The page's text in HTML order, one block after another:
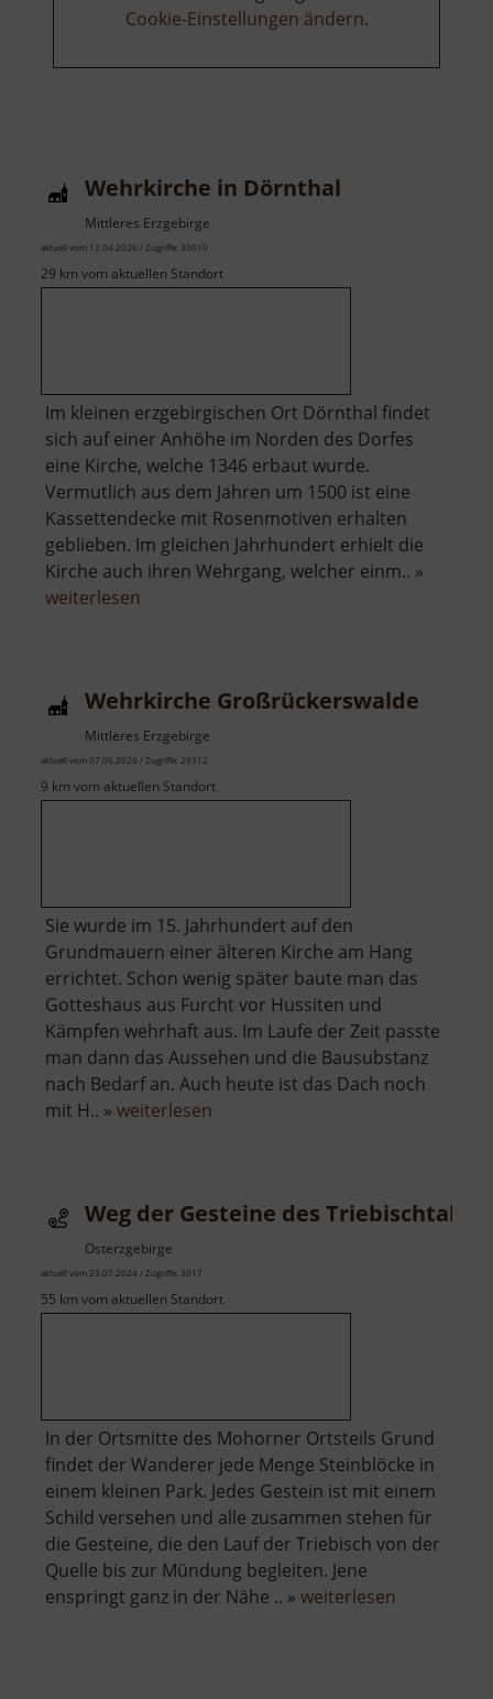
Cookie-Einstellungen ändern.
Wehrkirche in Dörnthal
Mittleres Erzgebirge
aktuell vom 12.04.2026 / Zugriffe: 30010
29 km vom aktuellen Standort
Im kleinen erzgebirgischen Ort Dörnthal findet
sich auf einer Anhöhe im Norden des Dorfes
eine Kirche, welche 1346 erbaut wurde.
Vermutlich aus dem Jahren um 1500 ist eine
Kassettendecke mit Rosenmotiven erhalten
geblieben. Im gleichen Jahrhundert erhielt die
Kirche auch ihren Wehrgang, welcher einm.. »
weiterlesen
Wehrkirche Großrückerswalde
Mittleres Erzgebirge
aktuell vom 07.06.2026 / Zugriffe: 29312
9 km vom aktuellen Standort
Sie wurde im 15. Jahrhundert auf den
Grundmauern einer älteren Kirche am Hang
errichtet. Schon wenig später baute man das
Gotteshaus aus Furcht vor Hussiten und
Kämpfen wehrhaft aus. Im Laufe der Zeit passte
man dann das Aussehen und die Bausubstanz
nach Bedarf an. Auch heute ist das Dach noch
mit H.. » weiterlesen
Weg der Gesteine des Triebischtals
Osterzgebirge
aktuell vom 23.07.2024 / Zugriffe: 3017
55 km vom aktuellen Standort
In der Ortsmitte des Mohorner Ortsteils Grund
findet der Wanderer jede Menge Steinblöcke in
einem kleinen Park. Jedes Gestein ist mit einem
Schild versehen und alle zusammen stehen für
die Gesteine, die den Lauf der Triebisch von der
Quelle bis zur Mündung begleiten. Jene
enspringt ganz in der Nähe .. » weiterlesen